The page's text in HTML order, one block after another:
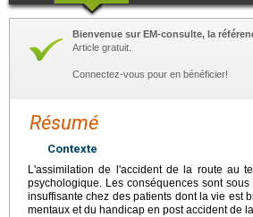
Bienvenue sur EM-consulte, la
Article gratuit.
Connectez-vous pour en bénéficier!
Résumé
Contexte
L'assimilation de l'accident de la route au
psychologique. Les conséquences sont
insuffisante chez des patients dont la vie est
mentaux et du handicap en post accident de